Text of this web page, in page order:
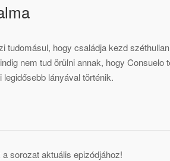
tudomásul, hogy családja kezd
nem tud örülni annak, hogy
lányával történik.
sorozat aktuális epizódjához!